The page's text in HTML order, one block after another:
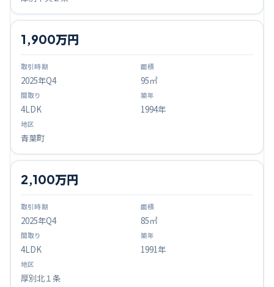
2025年Q4
1,900万円
95㎡
4LDK 1994年
青葉町
2025年Q4
2,100万円
85㎡
4LDK 1991年
厚別北１条